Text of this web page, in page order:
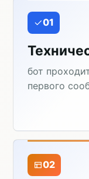
01
бот
первого
02